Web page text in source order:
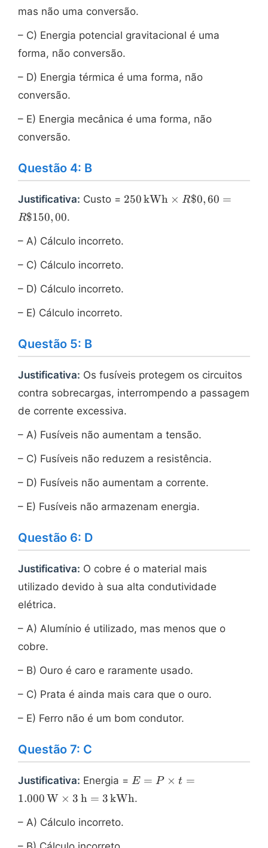
mas não uma conversão.
– C) Energia potencial gravitacional é uma
forma, não conversão.
– D) Energia térmica é uma forma, não
conversão.
– E) Energia mecânica é uma forma, não
conversão.
Questão 4: B
Justificativa: Custo = 250\,
250kWh × R$0,60 =
R$150,00.
– A) Cálculo incorreto.
– C) Cálculo incorreto.
– D) Cálculo incorreto.
– E) Cálculo incorreto.
Questão 5: B
Justificativa: Os fusíveis protegem os circuitos
contra sobrecargas, interrompendo a passagem
de corrente excessiva.
– A) Fusíveis não aumentam a tensão.
– C) Fusíveis não reduzem a resistência.
– D) Fusíveis não aumentam a corrente.
– E) Fusíveis não armazenam energia.
Questão 6: D
Justificativa: O cobre é o material mais
utilizado devido à sua alta condutividade
elétrica.
– A) Alumínio é utilizado, mas menos que o
cobre.
– B) Ouro é caro e raramente usado.
– C) Prata é ainda mais cara que o ouro.
– E) Ferro não é um bom condutor.
Questão 7: C
Justificativa: Energia = E = P
1.000\,
E = P × t =
1.000W × 3 h = 3kWh.
– A) Cálculo incorreto.